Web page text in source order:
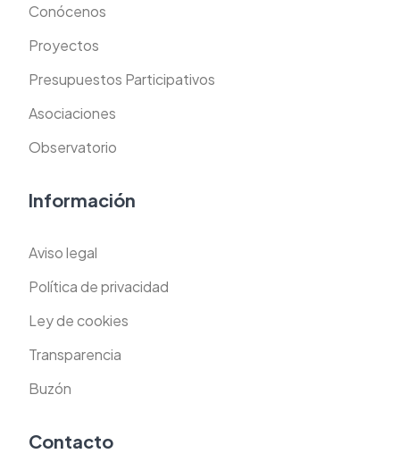
Conócenos
Proyectos
Presupuestos Participativos
Asociaciones
Observatorio
Información
Aviso legal
Política de privacidad
Ley de cookies
Transparencia
Buzón
Contacto